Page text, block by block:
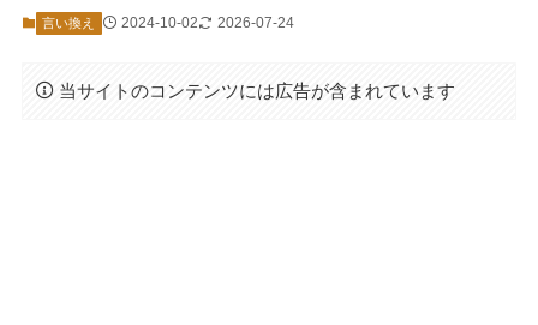
言い換え 2024-10-02 2026-07-24
当サイトのコンテンツには広告が含まれています